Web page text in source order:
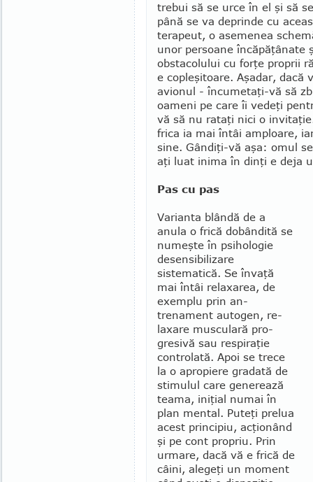
trebui să se urce în el şi să
până se va de­prinde cu
terapeut, o asemenea
unor per­soane încăpă­ţânate
obstacolului cu forţe proprii
e cople­şitoare. Aşadar, dacă
avionul - încumetaţi-vă să
oameni pe care îi vedeţi
vă să nu rataţi nici o
frica ia mai întâi am­ploare,
sine. Gândiţi-vă aşa: omul
aţi luat inima în dinţi e deja
Pas cu pas
Varianta blândă de a
anula o frică dobândită se
nu­meş­te în psihologie
desensibilizare
sistematică. Se înva­ţă
mai întâi rela­xarea, de
exemplu prin an­
trenament auto­gen, re­
laxare musculară pro­
gresivă sau respiraţie
controlată. Apoi se trece
la o apropie­re gradată de
stimulul care generează
teama, iniţial numai în
plan mental. Puteţi prelua
acest principiu, acţionând
şi pe cont propriu. Prin
urmare, dacă vă e frică de
câini, alegeţi un moment